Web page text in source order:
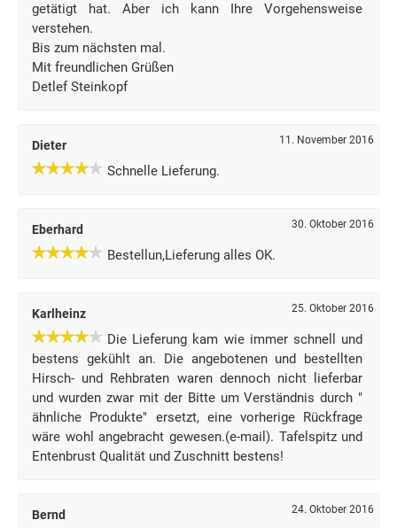
getätigt hat. Aber ich kann Ihre Vorgehensweise
verstehen.
Bis zum nächsten mal.
Mit freundlichen Grüßen
Detlef Steinkopf
Dieter 11. November 2016
Schnelle Lieferung.
Eberhard 30. Oktober 2016
Bestellun,Lieferung alles OK.
Karlheinz 25. Oktober 2016
Die Lieferung kam wie immer schnell und
bestens gekühlt an. Die angebotenen und bestellten
Hirsch- und Rehbraten waren dennoch nicht lieferbar
und wurden zwar mit der Bitte um Verständnis durch "
ähnliche Produkte" ersetzt, eine vorherige Rückfrage
wäre wohl angebracht gewesen.(e-mail). Tafelspitz und
Entenbrust Qualität und Zuschnitt bestens!
Bernd 24. Oktober 2016